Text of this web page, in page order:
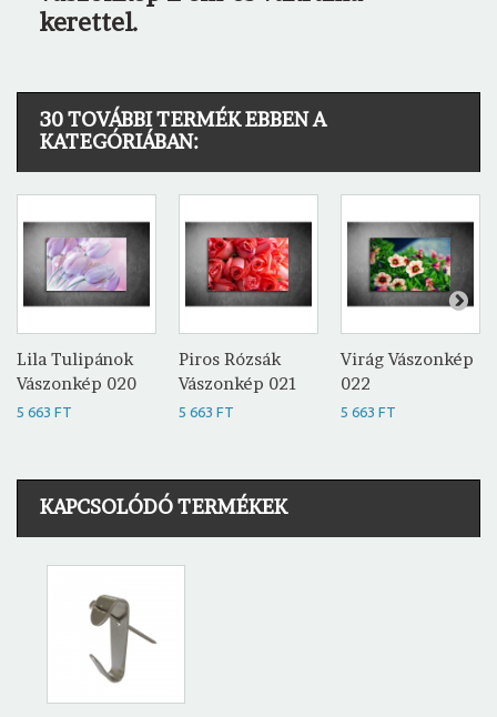
kerettel.
30 TOVÁBBI TERMÉK EBBEN A
KATEGÓRIÁBAN:
Lila Tulipánok
Vászonkép 020
5 663 FT
Piros Rózsák
Vászonkép 021
5 663 FT
Virág Vászonkép
022
5 663 FT
KAPCSOLÓDÓ TERMÉKEK